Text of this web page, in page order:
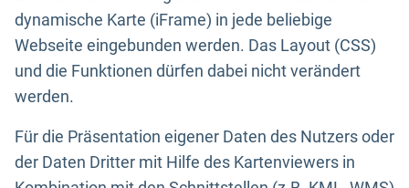
dynamische Karte (iFrame) in jede beliebige
Webseite eingebunden werden. Das Layout (CSS)
und die Funktionen dürfen dabei nicht verändert
werden.
Für die Präsentation eigener Daten des Nutzers oder
der Daten Dritter mit Hilfe des Kartenviewers in